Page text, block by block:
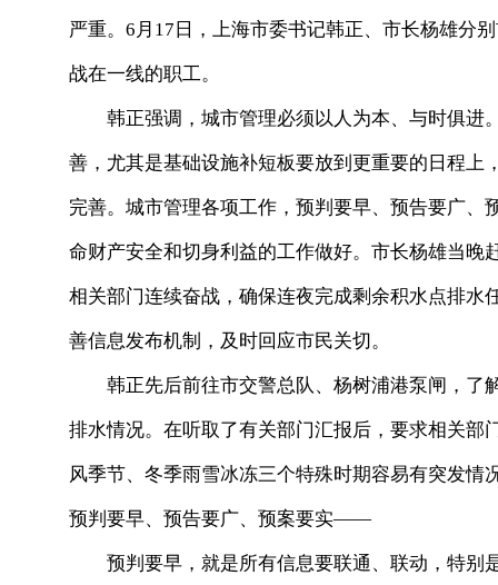
严重。6月17日，上海市委书记韩正、市长杨雄分
战在一线的职工。
韩正强调，城市管理必须以人为本、与时俱进
善，尤其是基础设施补短板要放到更重要的日程
完善。城市管理各项工作，预判要早、预告要广
命财产安全和切身利益的工作做好。市长杨雄当
相关部门连续奋战，确保连夜完成剩余积水点排
善信息发布机制，及时回应市民关切。
韩正先后前往市交警总队、杨树浦港泵闸，了
排水情况。在听取了有关部门汇报后，要求相关部
风季节、冬季雨雪冰冻三个特殊时期容易有突发
预判要早、预告要广、预案要实——
预判要早，就是所有信息要联通、联动，特别